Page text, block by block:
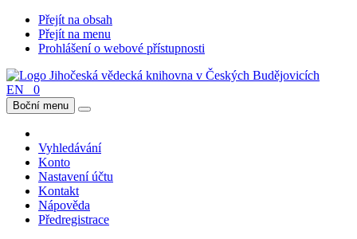
Přejít na obsah
Přejít na menu
Prohlášení o webové přístupnosti
EN 0
Boční menu
Vyhledávání
Konto
Nastavení účtu
Kontakt
Nápověda
Předregistrace